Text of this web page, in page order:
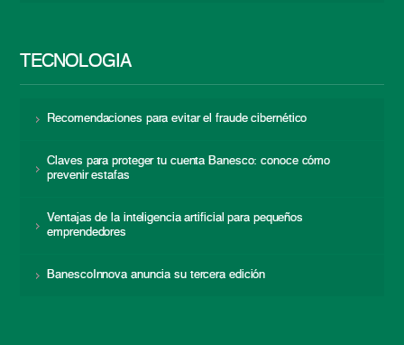
TECNOLOGÍA
Recomendaciones para evitar el fraude cibernético
Claves para proteger tu cuenta Banesco: conoce cómo
prevenir estafas
Ventajas de la inteligencia artificial para pequeños
emprendedores
BanescoInnova anuncia su tercera edición